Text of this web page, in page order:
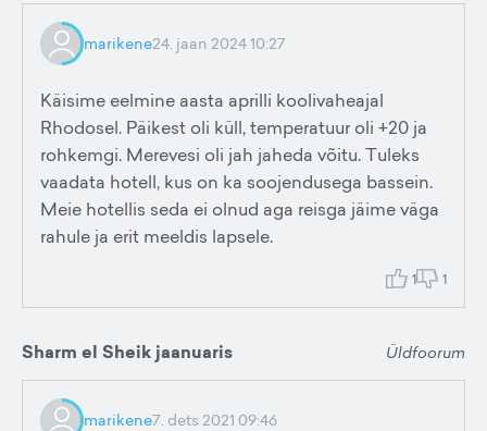
marikene24. jaan 2024 10:27
Käisime eelmine aasta aprilli koolivaheajal
Rhodosel. Päikest oli küll, temperatuur oli +20 ja
rohkemgi. Merevesi oli jah jaheda võitu. Tuleks
vaadata hotell, kus on ka soojendusega bassein.
Meie hotellis seda ei olnud aga reisga jäime väga
rahule ja erit meeldis lapsele.
1 1
Sharm el Sheik jaanuaris Üldfoorum
marikene7. dets 2021 09:46